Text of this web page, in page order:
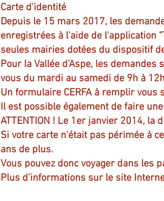
Carte d'identité
Depuis le 15 mars 2017, les
enregistrées à l'aide de l'application
seules mairies dotées du dispositif
Pour la Vallée d'Aspe, les demandes
vous du mardi au samedi de 9h à
Un formulaire CERFA à remplir
Il est possible également de faire
ATTENTION ! Le 1er janvier 2014,
Si votre carte n'était pas périmée à
ans de plus.
Vous pouvez donc voyager dans les
Plus d’informations sur le site